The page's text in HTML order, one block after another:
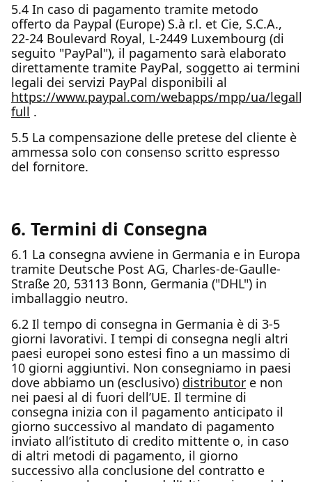
5.4 In caso di pagamento tramite metodo
offerto da Paypal (Europe) S.à r.l. et Cie, S.C.A.,
22-24 Boulevard Royal, L-2449 Luxembourg (di
seguito "PayPal"), il pagamento sarà elaborato
direttamente tramite PayPal, soggetto ai termini
legali dei servizi PayPal disponibili al
https://www.paypal.com/webapps/mpp/ua/
full .
5.5 La compensazione delle pretese del cliente è
ammessa solo con consenso scritto espresso
del fornitore.
6. Termini di Consegna
6.1 La consegna avviene in Germania e in Europa
tramite Deutsche Post AG, Charles-de-Gaulle-
Straße 20, 53113 Bonn, Germania ("DHL") in
imballaggio neutro.
6.2 Il tempo di consegna in Germania è di 3-5
giorni lavorativi. I tempi di consegna negli altri
paesi europei sono estesi fino a un massimo di
10 giorni aggiuntivi. Non consegniamo in paesi
dove abbiamo un (esclusivo) distributor e non
nei paesi al di fuori dell’UE. Il termine di
consegna inizia con il pagamento anticipato il
giorno successivo al mandato di pagamento
inviato all’istituto di credito mittente o, in caso
di altri metodi di pagamento, il giorno
successivo alla conclusione del contratto e